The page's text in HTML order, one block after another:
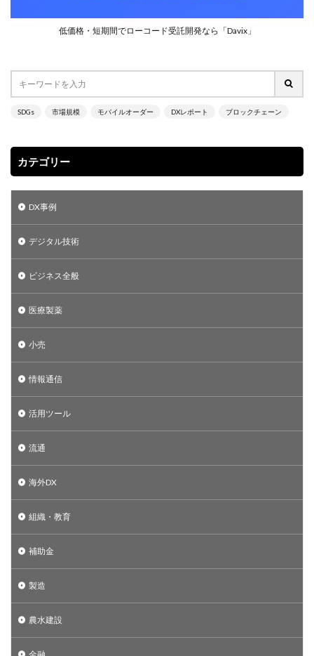
低価格・短期間でローコード受託開発なら「Davix」
SDGs 市場規模 モバイルオーダー DXレポート ブロックチェーン
カテゴリー
DX事例
デジタル技術
ビジネス全般
医療製薬
小売
情報通信
活用ツール
流通
海外DX
組織・教育
補助金
製造
農水建設